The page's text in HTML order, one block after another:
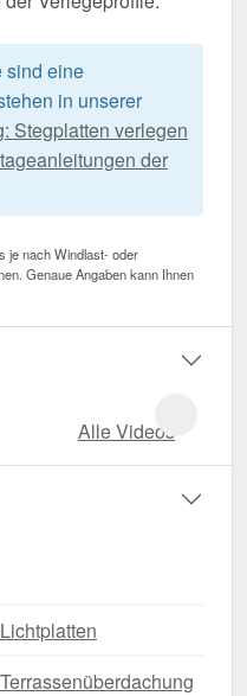
sind eine
in unserer
Stegplatten verlegen
der
je nach Windlast- oder
Genaue Angaben kann Ihnen
Alle Videos